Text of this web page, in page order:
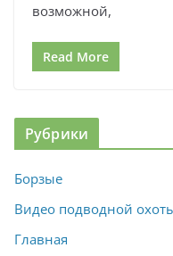
возможной,
Read More
Рубрики
Борзые
Видео подводной
Главная